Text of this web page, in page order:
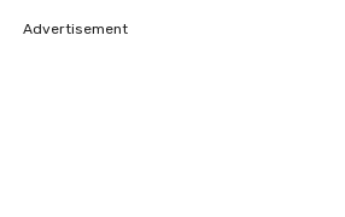
Advertisement